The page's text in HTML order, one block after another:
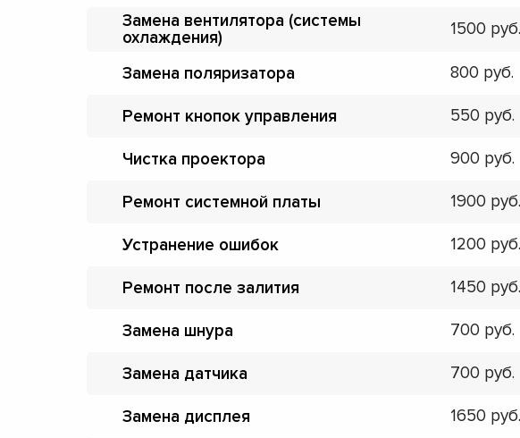
Замена вентилятора (системы
охлаждения)
1500
Замена поляризатора 800
Ремонт кнопок управления 550
Чистка проектора 900
Ремонт системной платы 1900
Устранение ошибок 1200
Ремонт после залития 1450
Замена шнура 700
Замена датчика 700
Замена дисплея 1650